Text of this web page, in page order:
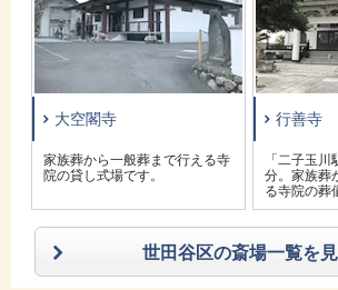
大空閣寺
家族葬から一般葬まで行える寺
院の貸し式場です。
行善寺
「二子玉
分。家族葬
る寺院の葬
世田谷区の斎場一覧を